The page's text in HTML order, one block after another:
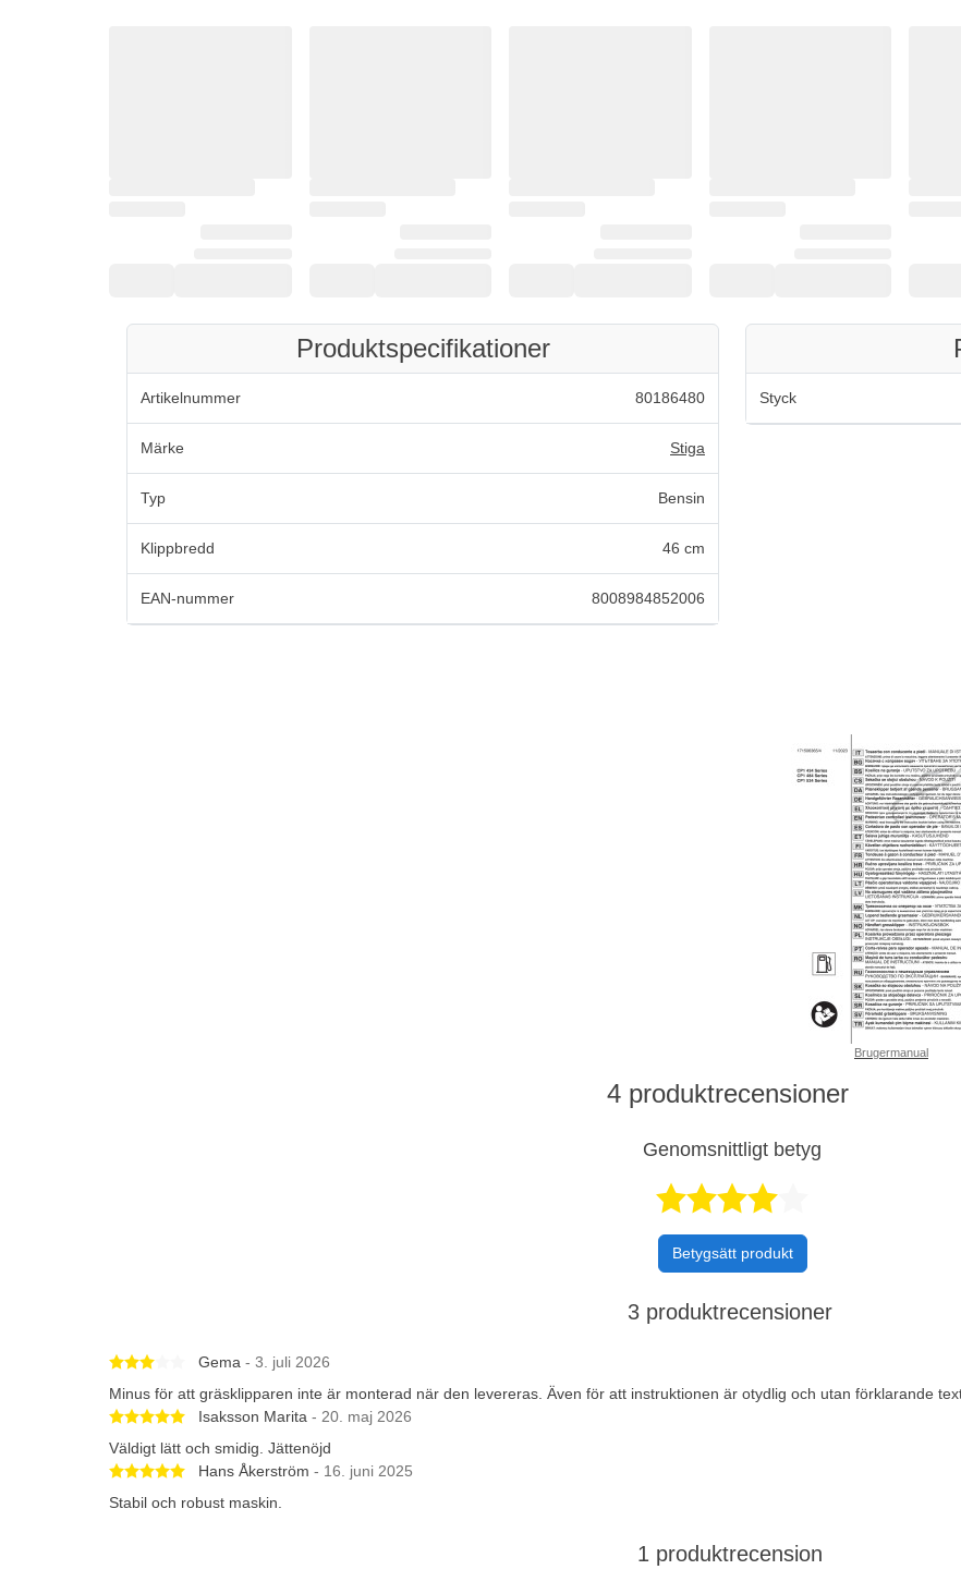
Produktspecifikationer
Artikelnummer 80186480
Märke Stiga
Typ Bensin
Klippbredd 46 cm
EAN-nummer 8008984852006
Styck
Brugermanual
4 produktrecensioner
Genomsnittligt betyg
Betygsätt produkt
3 produktrecensioner
Betygsatt 3 av 5 stjärnor
Gema - 3. juli 2026
Minus för att gräsklipparen inte är monterad när den levereras. Även för att instruktionen är otydlig och utan förklarande
Betygsatt 5 av 5 stjärnor
Isaksson Marita - 20. maj 2026
Väldigt lätt och smidig. Jättenöjd
Betygsatt 5 av 5 stjärnor
Hans Åkerström - 16. juni 2025
Stabil och robust maskin.
1 produktrecension